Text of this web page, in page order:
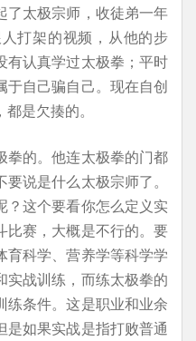
了太极宗师，收徒弟一年
打架的视频，从他的步
有认真学过太极拳；平时
于自己骗自己。现在自创
是欠揍的。
拳的。他连太极拳的门都
说是什么太极宗师了。
？这个要看你怎么定义实
比赛，大概是不行的。要
育科学、营养学等科学学
实战训练，而练太极拳的
练条件。这是职业和业余
是如果实战是指打败普通